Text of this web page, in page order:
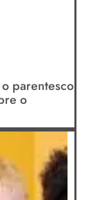
parentesco
o